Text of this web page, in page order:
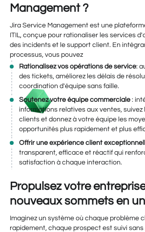
Management ?
Jira Service Management est une
ITIL, conçue pour rationaliser les services
des incidents et le support client. En
processus, vous pouvez
Rationalisez vos opérations de service:
des tickets, améliorez les délais de
coordination d'équipe sans faille.
Soutenez votre équipe commerciale :
informations relatives aux ventes, suivez
clients et donnez à votre équipe les
opportunités plus rapidement et plus
Offrir une expérience client
transparent, efficace et réactif qui
satisfaction à chaque interaction.
Propulsez votre
nouveaux sommets en
Imaginez un système où chaque problème
rapidement, chaque prospect est suivi